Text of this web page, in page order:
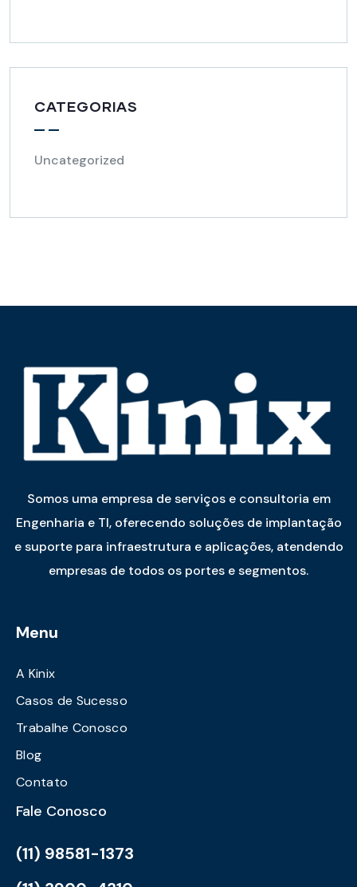
CATEGORIAS
Uncategorized
Somos uma empresa de serviços e consultoria em
Engenharia e TI, oferecendo soluções de implantação
e suporte para infraestrutura e aplicações, atendendo
empresas de todos os portes e segmentos.
Menu
A Kinix
Casos de Sucesso
Trabalhe Conosco
Blog
Contato
Fale Conosco
(11) 98581-1373